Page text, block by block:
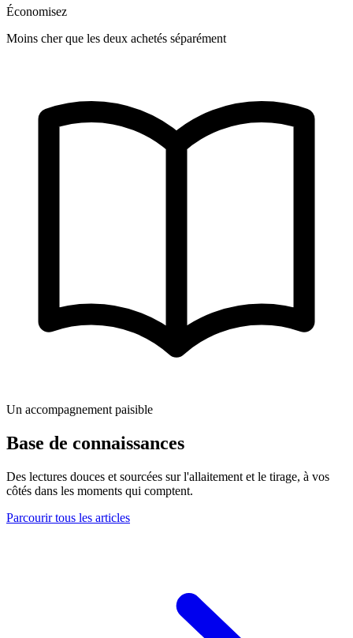
Économisez
Moins cher que les deux achetés séparément
Un accompagnement paisible
Base de connaissances
Des lectures douces et sourcées sur l'allaitement et le tirage, à vos
côtés dans les moments qui comptent.
Parcourir tous les articles